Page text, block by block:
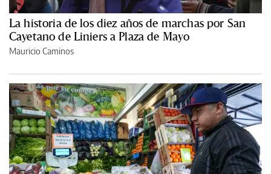
La historia de los diez años de marchas por San
Cayetano de Liniers a Plaza de Mayo
Mauricio Caminos